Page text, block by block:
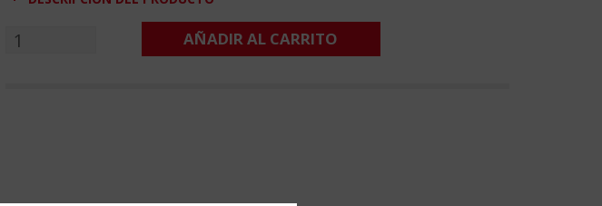
AÑADIR AL CARRITO